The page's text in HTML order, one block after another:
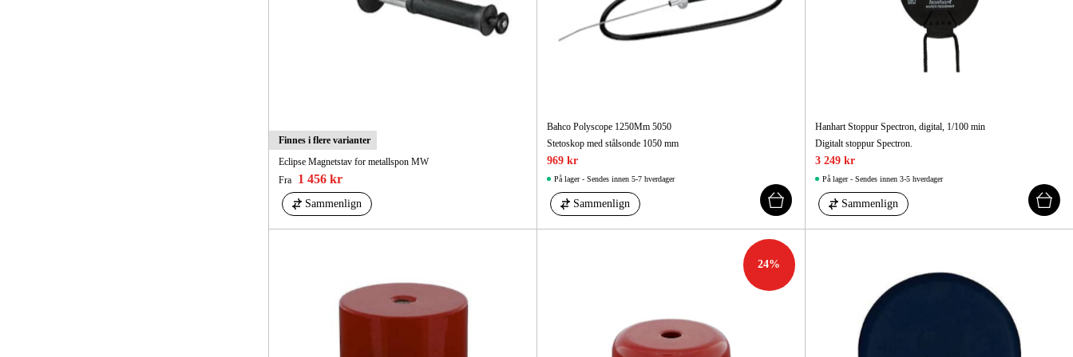
Finnes i flere varianter
Eclipse Magnetstav for metallspon MW
Fra
1 456 kr
Sammenlign
Bahco Polyscope 1250Mm 5050
Stetoskop med stålsonde 1050 mm
969 kr
På lager - Sendes innen 5-7 hverdager
Sammenlign
Hanhart Stoppur Spectron, digital, 1/100 min
Digitalt stoppur Spectron.
3 249 kr
På lager - Sendes innen 3-5 hverdager
Sammenlign
24%